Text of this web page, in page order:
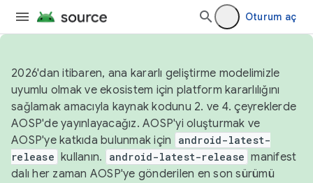
Oturum aç
2026'dan itibaren, ana kararlı geliştirme modelimizle
uyumlu olmak ve ekosistem için platform kararlılığını
sağlamak amacıyla kaynak kodunu 2. ve 4. çeyreklerde
AOSP'de yayınlayacağız. AOSP'yi oluşturmak ve
AOSP'ye katkıda bulunmak için
android-latest-
release kullanın. android-latest-release manifest
dalı her zaman AOSP'ye gönderilen en son sürümü